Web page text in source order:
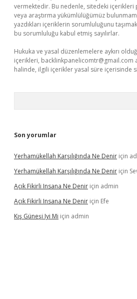
vermektedir. Bu nedenle, sitedeki
veya araştırma yükümlülüğümüz
yazdıkları içeriklerin sorumluluğunu
bu sorumluluğu kabul etmiş sayılırlar.
Hukuka ve yasal düzenlemelere aykırı
içerikleri, backlinkpanelicomtr@gmail.com
halinde, ilgili içerikler yasal süre içerisinde
Son yorumlar
Yerhamükellah Karşılığında Ne Denir için
Yerhamükellah Karşılığında Ne Denir için
Açık Fikirli Insana Ne Denir için admin
Açık Fikirli Insana Ne Denir için Efe
Kış Güneşi Iyi Mi için admin